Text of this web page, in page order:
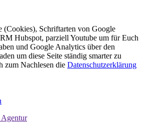
(Cookies), Schriftarten von Google
Hubspot, parziell Youtube um für Euch
und Google Analytics über den
um diese Seite ständig smarter zu
zum Nachlesen dieDatenschutzerklärung